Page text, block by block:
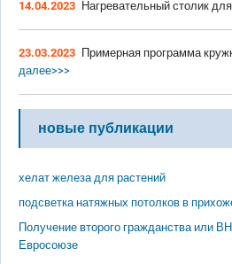
14.04.2023 Нагревательный столик
23.03.2023 Примерная программа
далее>>>
новые публикации
хелат железа для растений
подсветка натяжных потолков в
Получение второго гражданства или
Евросоюзе